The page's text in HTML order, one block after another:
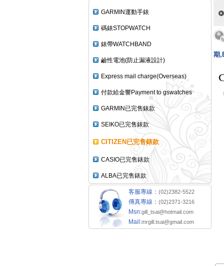
GARMIN運動手錶
碼錶STOPWATCH
錶帶WATCHBAND
鹼性電池(防止漏液設計)
Express mail charge(Overseas)
付款給金響Payment to gswatches
GARMIN已完售錶款
SEIKO已完售錶款
CITIZEN已完售錶款
CASIO已完售錶款
ALBA已完售錶款
客服專線： (02)2382-5522
傳真專線： (02)2371-3216
Msn:gill_tsai@hotmail.com
Mail:mrgill.tsai@gmail.com
期